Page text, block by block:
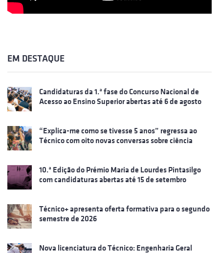
EM DESTAQUE
Candidaturas da 1.ª fase do Concurso Nacional de
Acesso ao Ensino Superior abertas até 6 de agosto
“Explica-me como se tivesse 5 anos” regressa ao
Técnico com oito novas conversas sobre ciência
10.ª Edição do Prémio Maria de Lourdes Pintasilgo
com candidaturas abertas até 15 de setembro
Técnico+ apresenta oferta formativa para o segundo
semestre de 2026
Nova licenciatura do Técnico: Engenharia Geral